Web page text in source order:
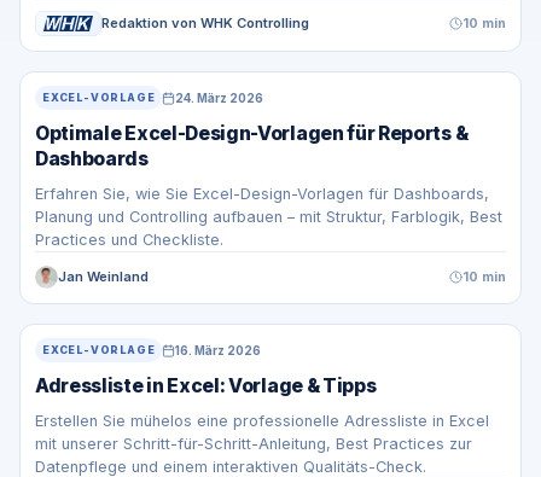
Redaktion von WHK Controlling 10 min
EXCEL-VORLAGE 24. März 2026
Optimale Excel-Design-Vorlagen für Reports &
Dashboards
Erfahren Sie, wie Sie Excel-Design-Vorlagen für Dashboards,
Planung und Controlling aufbauen – mit Struktur, Farblogik, Best
Practices und Checkliste.
Jan Weinland 10 min
EXCEL-VORLAGE 16. März 2026
Adressliste in Excel: Vorlage & Tipps
Erstellen Sie mühelos eine professionelle Adressliste in Excel
mit unserer Schritt-für-Schritt-Anleitung, Best Practices zur
Datenpflege und einem interaktiven Qualitäts-Check.